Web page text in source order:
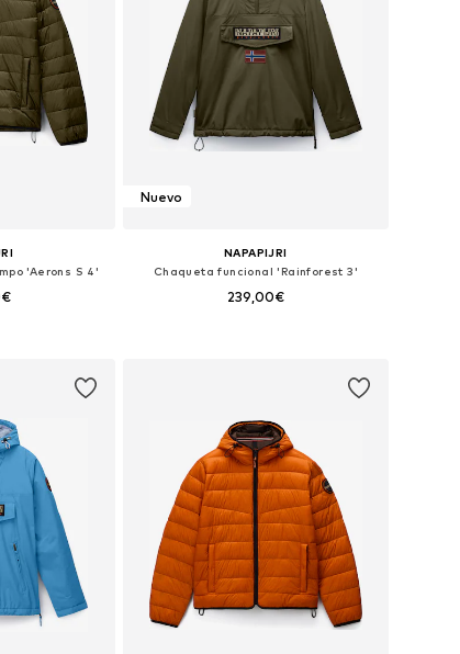
'Aerons S 4'
Nuevo
NAPAPIJRI
Chaqueta funcional 'Rainforest 3'
239,00€